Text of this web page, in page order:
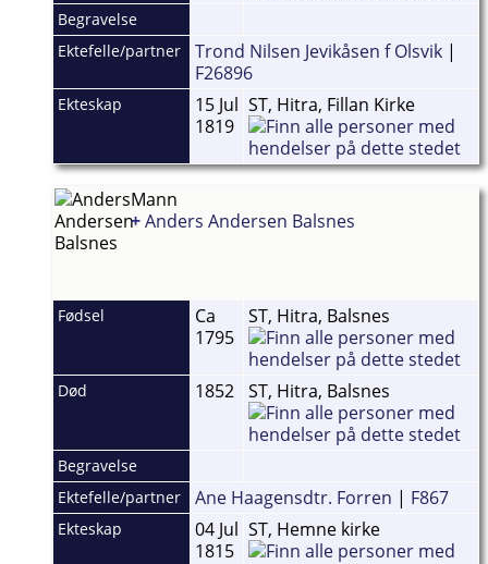
Begravelse
Ektefelle/partner
Trond Nilsen Jevikåsen f Olsvik |
F26896
Ekteskap
15 Jul
1819
ST, Hitra, Fillan Kirke
Mann
+Anders Andersen Balsnes
Fødsel
Ca
1795
ST, Hitra, Balsnes
Død 1852 ST, Hitra, Balsnes
Begravelse
Ektefelle/partner
Ane Haagensdtr. Forren | F867
Ekteskap
04 Jul
1815
ST, Hemne kirke